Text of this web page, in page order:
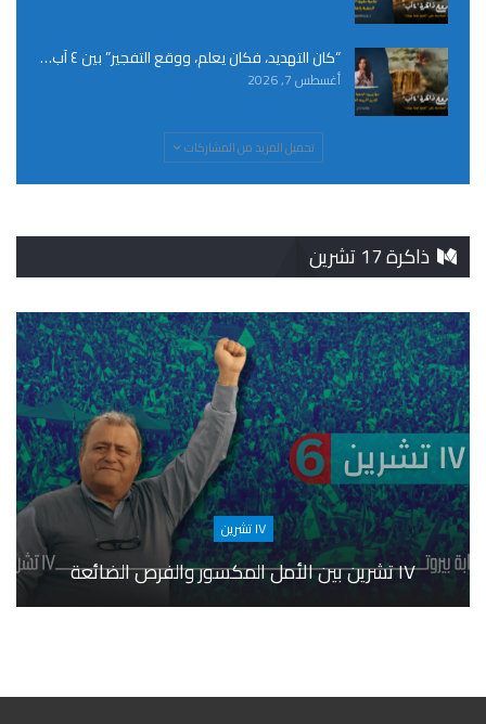
“كان التهديد، فكان يعلم، ووقع التفجير” بين ٤ آب…
أغسطس 7, 2026
تحميل المزيد من المشاركات
ذاكرة 17 تشرين
١٧ تشرين
١٧ تشرين بين الأمل المكسور والفرص الضائعة